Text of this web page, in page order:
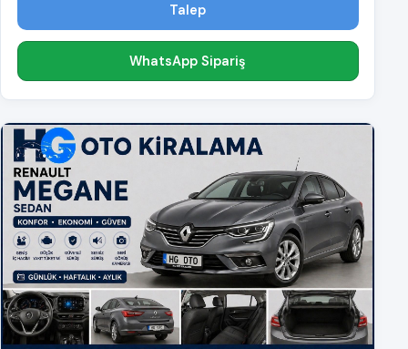
Talep
WhatsApp Sipariş